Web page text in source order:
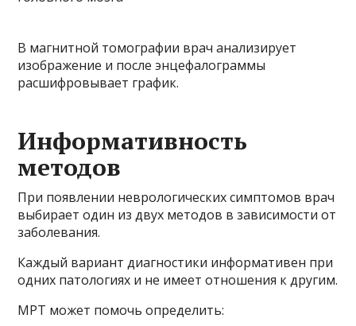
В магнитной томографии врач анализирует
изображение и после энцефалограммы
расшифровывает график.
Информативность
методов
При появлении неврологических симптомов врач
выбирает один из двух методов в зависимости от
заболевания.
Каждый вариант диагностики информативен при
одних патологиях и не имеет отношения к другим.
МРТ может помочь определить: